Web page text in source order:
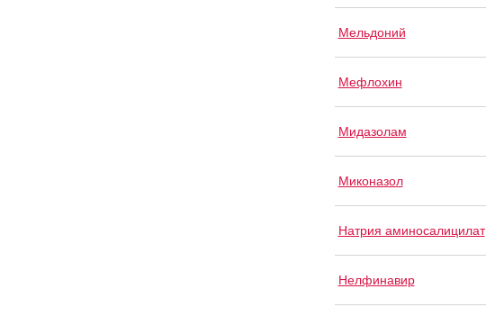
Мельдоний
Мефлохин
Мидазолам
Миконазол
Натрия аминосалицилат
Нелфинавир